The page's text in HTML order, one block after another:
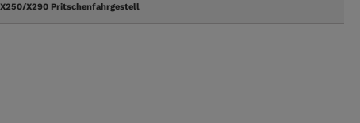
X250/X290 Pritschenfahrgestell